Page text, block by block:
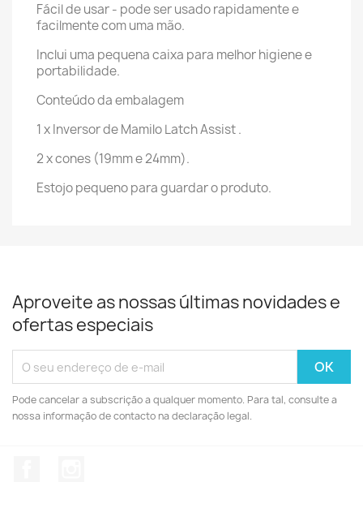
Fácil de usar - pode ser usado rapidamente e
facilmente com uma mão.
Inclui uma pequena caixa para melhor higiene e
portabilidade.
Conteúdo da embalagem
1 x Inversor de Mamilo Latch Assist .
2 x cones (19mm e 24mm).
Estojo pequeno para guardar o produto.
Aproveite as nossas últimas novidades e
ofertas especiais
Pode cancelar a subscrição a qualquer momento. Para tal, consulte a
nossa informação de contacto na declaração legal.